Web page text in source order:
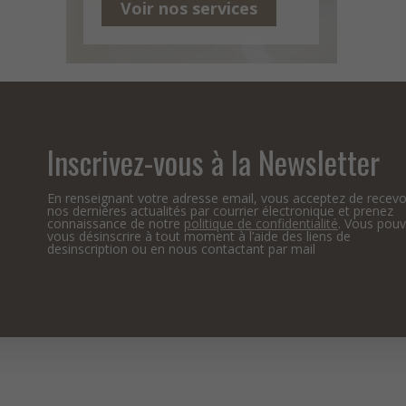
Voir nos services
Inscrivez-vous à la Newsletter
En renseignant votre adresse email, vous acceptez de
nos dernières actualités par courrier électronique et prenez
connaissance de notre politique de confidentialité. Vous
vous désinscrire à tout moment à l’aide des liens de
desinscription ou en nous contactant par mail